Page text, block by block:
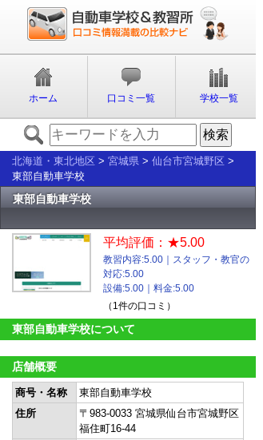
ホーム 口コミ一覧 学校一覧
北海道・東北地区 > 宮城県 > 仙台市宮城野区 >
東部自動車学校
東部自動車学校
平均評価：★5.00
教習内容:5.00｜スタッフ・教官の
対応:5.00
設備:5.00｜料金:5.00
（1件の口コミ）
東部自動車学校について
店舗概要
商号・名称
東部自動車学校
住所
〒983-0033 宮城県仙台市宮城野区
福住町16-44